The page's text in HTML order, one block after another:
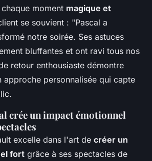
moment magique et
se souvient : "Pascal a
notre soirée. Ses astuces
bluffantes et ont ravi tous nos
retour enthousiaste démontre
personnalisée qui capte
crée un impact émotionnel
excelle dans l'art de créer un
fort grâce à ses spectacles de